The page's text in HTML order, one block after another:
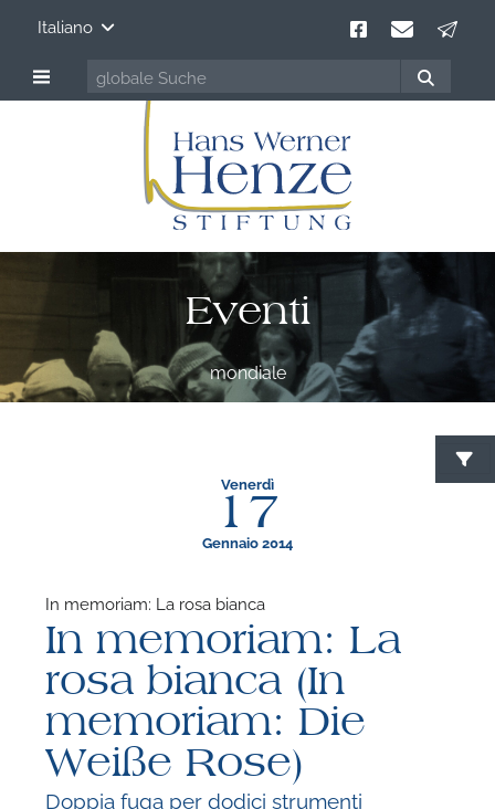
Italiano
Eventi
mondiale
Venerdì
17
Gennaio 2014
In memoriam: La rosa bianca
In memoriam: La
rosa bianca (In
memoriam: Die
Weiße Rose)
Doppia fuga per dodici strumenti